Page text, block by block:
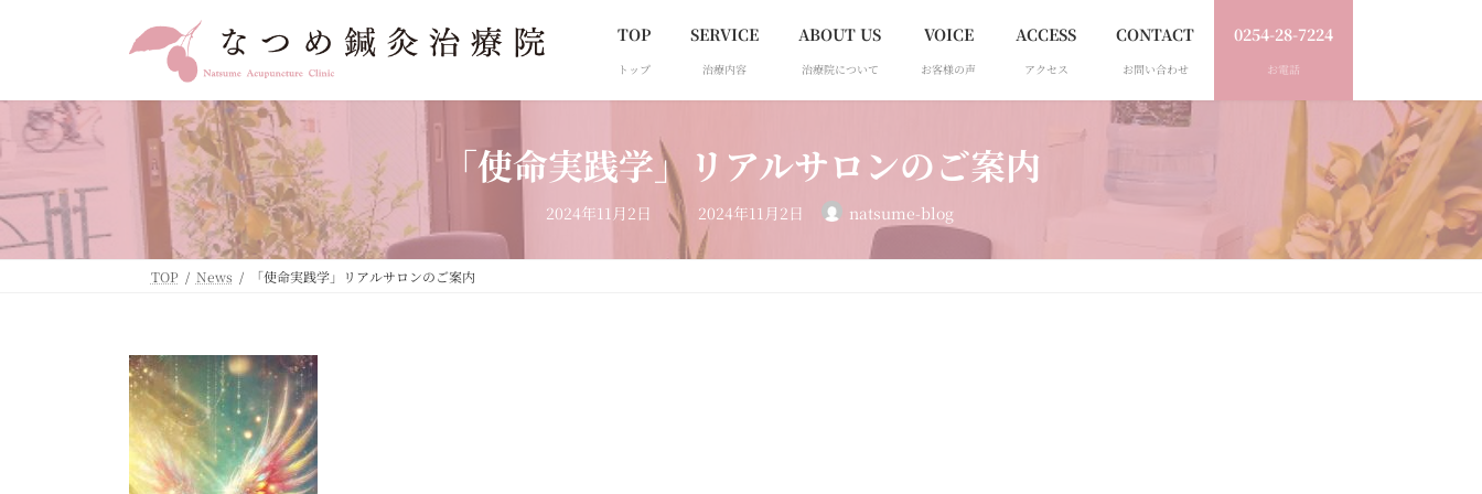
ス
キ
ッ
プ
ン
に
移
動
TOP
トップ
SERVICE
治療内容
ABOUT US
治療院について
VOICE
お客様の声
ACCESS
アクセス
CONTACT
お問い合わせ
0254-28-7224
お電話
「使命実践学」リアルサロンのご案内
2024年11月2日 最
終
更
新
日
2024年11月2日 natsume-blog
TOP News 「使命実践学」リアルサロンのご案内